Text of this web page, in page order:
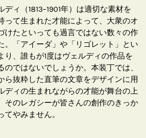
ィ（1813–1901年）は適切な素材を
って生まれた才能によって、大衆のオ
けたといっても過言ではない数々の作
。「アイーダ」や「リゴレット」とい
り、誰もが1度はヴェルディの作品を
のではないでしょうか。本装丁では、
ら抜粋した直筆の文章をデザインに用
ディの生まれながらの才能が舞台の上
そのレガシーが皆さんの創作のきっか
やみません。